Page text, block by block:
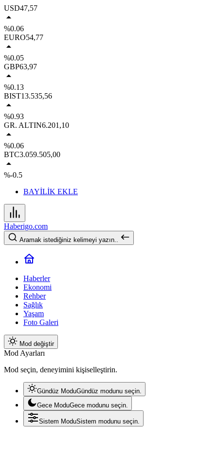
USD47,57
%0.06
EURO54,77
%0.05
GBP63,97
%0.13
BIST13.535,56
%0.93
GR. ALTIN6.201,10
%0.06
BTC3.059.505,00
%-0.5
BAYİLİK EKLE
Haberigo.com
Aramak istediğiniz kelimeyi yazın..
Haberler
Ekonomi
Rehber
Sağlık
Yaşam
Foto Galeri
Mod değiştir
Mod Ayarları
Mod seçin, deneyimini kişiselleştirin.
Gündüz ModuGündüz modunu seçin.
Gece ModuGece modunu seçin.
Sistem ModuSistem modunu seçin.